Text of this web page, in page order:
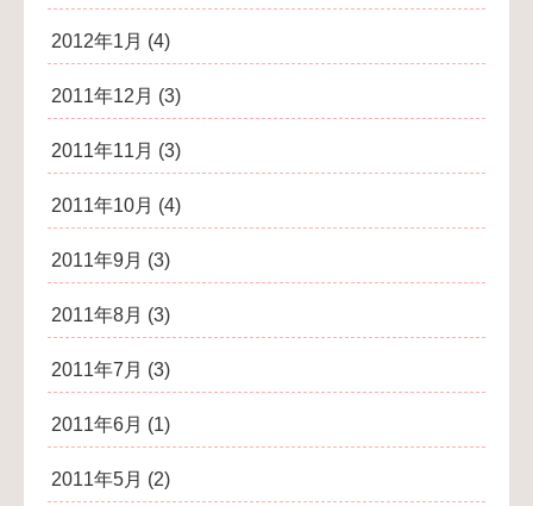
2012年1月 (4)
2011年12月 (3)
2011年11月 (3)
2011年10月 (4)
2011年9月 (3)
2011年8月 (3)
2011年7月 (3)
2011年6月 (1)
2011年5月 (2)